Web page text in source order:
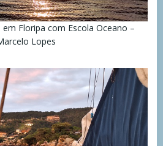
Floripa com Escola Oceano –
Lopes